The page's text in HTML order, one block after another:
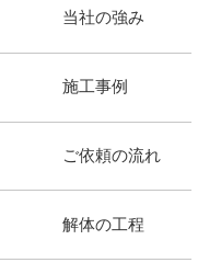
当社の強み
施工事例
ご依頼の流れ
解体の工程